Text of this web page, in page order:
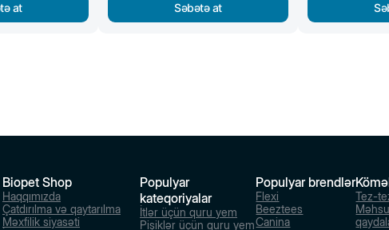
at Səbətə at
Biopet Shop
Haqqımızda
Çatdırılma və qaytarılma
Məxfilik siyasəti
Populyar
kateqoriyalar
İtlər üçün quru yem
Pişiklər üçün quru yem
Populyar brendlər
Flexi
Beeztees
Canina
Tez-